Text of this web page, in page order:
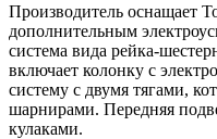
Производитель оснащает
дополнительным
система вида рейка-
включает колонку с
систему с двумя тягами,
шарнирами. Передняя
кулаками.